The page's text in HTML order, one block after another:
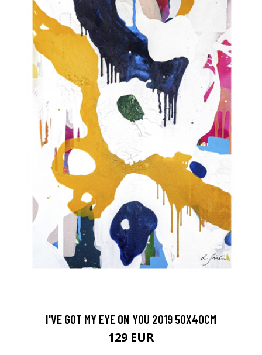
I'VE GOT MY EYE ON YOU 2019 50X40CM
129 EUR